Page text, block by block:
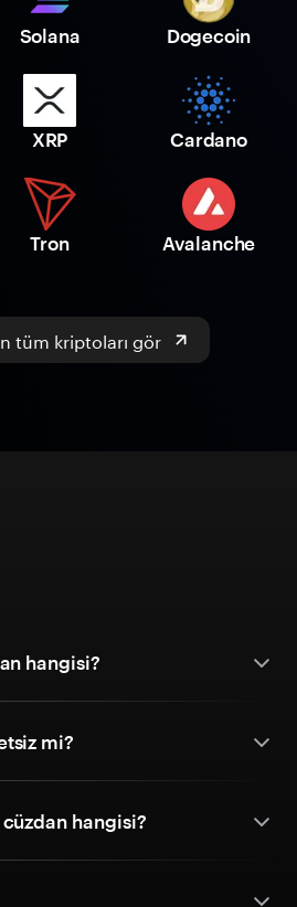
Solana Dogecoin
XRP Cardano
Tron Avalanche
tüm kriptoları gör
hangisi?
mi?
hangisi?